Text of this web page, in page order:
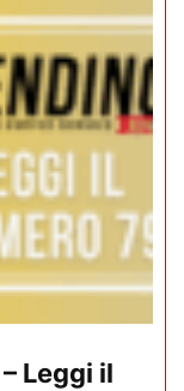
Leggi il